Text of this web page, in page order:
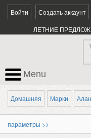
Войти Создать аккаунт
ЛЕТНИЕ
Menu
Домашняя Марки
параметры >>